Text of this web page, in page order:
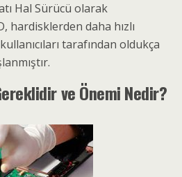
Hal Sürücü olarak
hardisklerden daha hızlı
tarafından oldukça
ve Önemi Nedir?